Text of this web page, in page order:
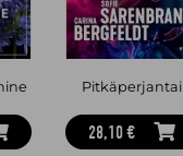
Pitkäperjantai
28,10 €